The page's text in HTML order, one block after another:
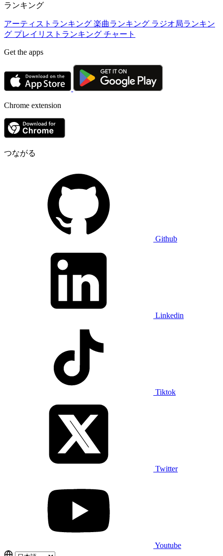
ランキング
アーティストランキング 楽曲ランキング ラジオ局ランキン
グ プレイリストランキング チャート
Get the apps
Chrome extension
つながる
Github
Linkedin
Tiktok
Twitter
Youtube